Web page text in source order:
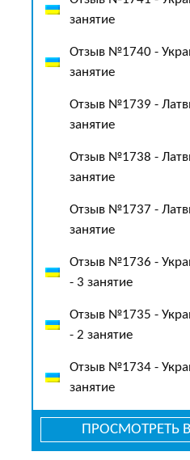
занятие
Отзыв №1740 -
занятие
Отзыв №1739 -
занятие
Отзыв №1738 -
занятие
Отзыв №1737 -
занятие
Отзыв №1736 -
- 3 занятие
Отзыв №1735 -
- 2 занятие
Отзыв №1734 -
занятие
ПРОСМОТРЕТЬ